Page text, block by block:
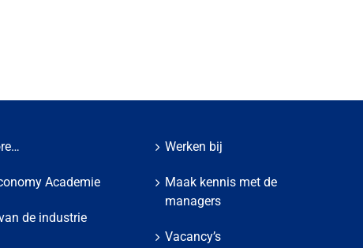
Academie
de industrie
Werken bij
Maak kennis met de
managers
Vacancy’s